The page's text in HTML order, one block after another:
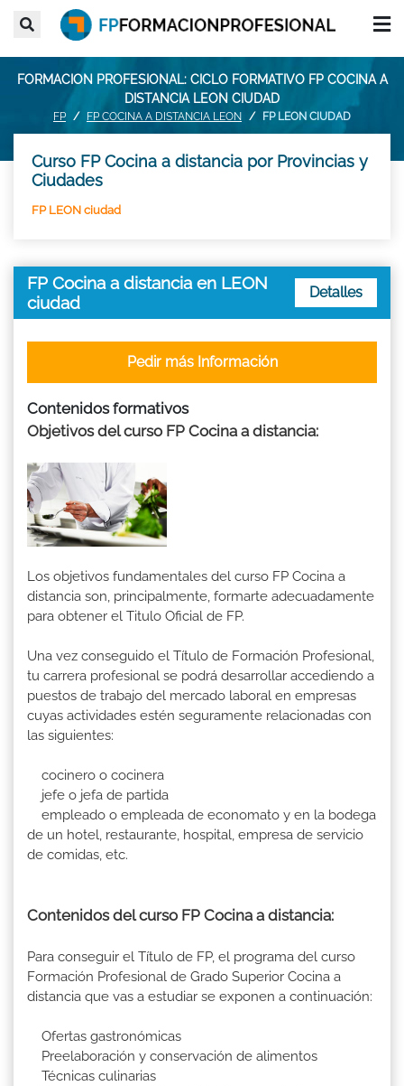
FORMACION PROFESIONAL: CICLO FORMATIVO FP COCINA A
DISTANCIA LEON CIUDAD
FP FP COCINA A DISTANCIA LEON FP LEON CIUDAD
Curso FP Cocina a distancia por Provincias y
Ciudades
FP LEON ciudad
FP Cocina a distancia en LEON
ciudad
Detalles
Pedir más Información
Contenidos formativos
Objetivos del curso FP Cocina a distancia:
Los objetivos fundamentales del curso FP Cocina a
distancia son, principalmente, formarte adecuadamente
para obtener el Titulo Oficial de FP.
Una vez conseguido el Título de Formación Profesional,
tu carrera profesional se podrá desarrollar accediendo a
puestos de trabajo del mercado laboral en empresas
cuyas actividades estén seguramente relacionadas con
las siguientes:
cocinero o cocinera
jefe o jefa de partida
empleado o empleada de economato y en la bodega
de un hotel, restaurante, hospital, empresa de servicio
de comidas, etc.
Contenidos del curso FP Cocina a distancia:
Para conseguir el Título de FP, el programa del curso
Formación Profesional de Grado Superior Cocina a
distancia que vas a estudiar se exponen a continuación:
Ofertas gastronómicas
Preelaboración y conservación de alimentos
Técnicas culinarias